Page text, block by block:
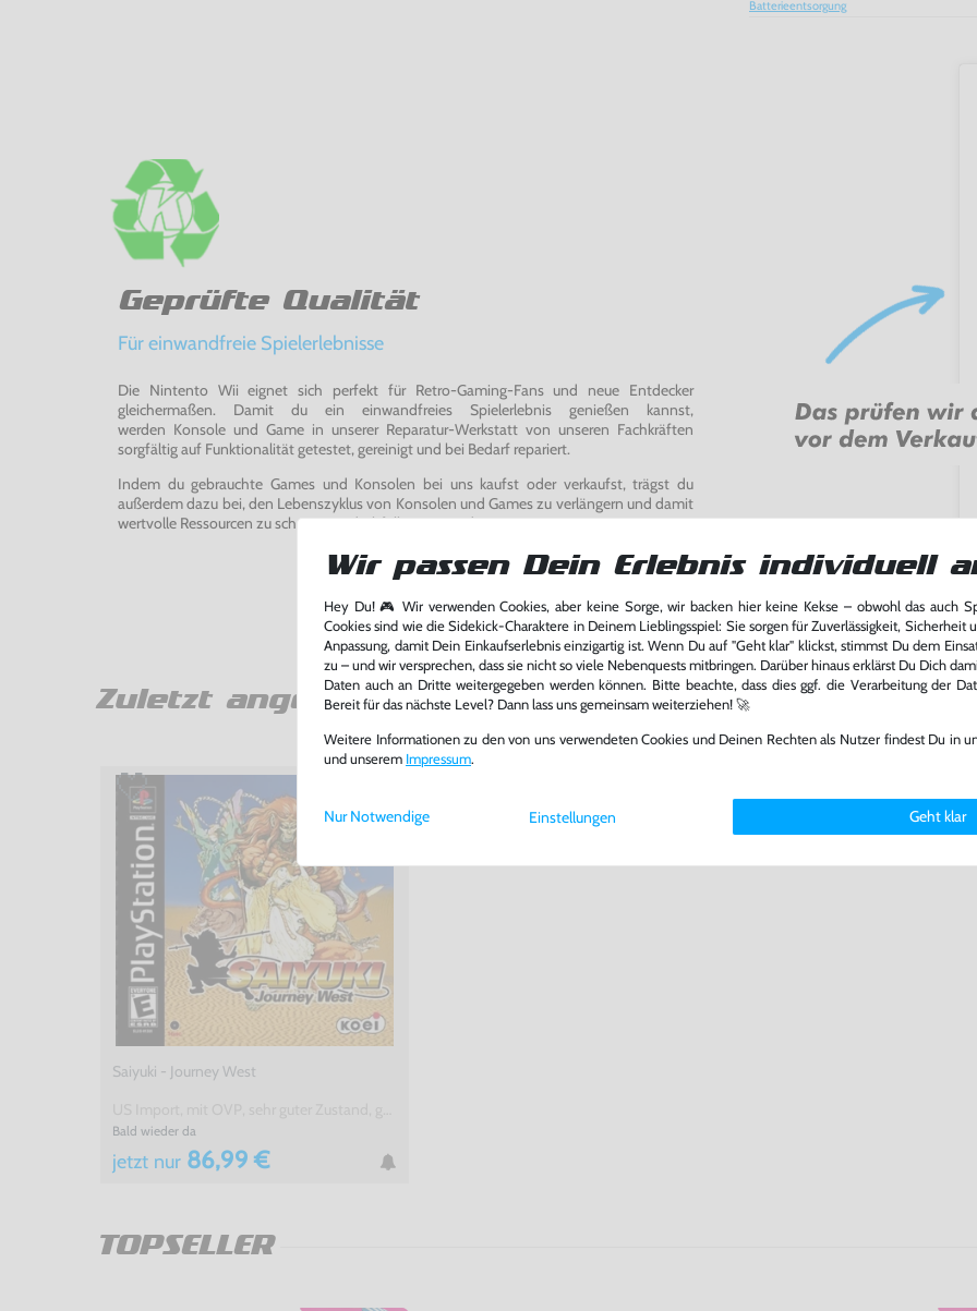
Batterieentsorgung
Geprüfte Qualität
Für einwandfreie Spielerlebnisse
Die Nintento Wii eignet sich perfekt für Retro-Gaming-Fans und neue Entdecker
gleichermaßen. Damit du ein einwandfreies Spielerlebnis genießen kannst,
werden Konsole und Game in unserer Reparatur-Werkstatt von unseren Fachkräften
sorgfältig auf Funktionalität getestet, gereinigt und bei Bedarf repariert.
Indem du gebrauchte Games und Konsolen bei uns kaufst oder verkaufst, trägst du
außerdem dazu bei, den Lebenszyklus von Konsolen und Games zu verlängern und damit
wertvolle Ressourcen zu schonen und Abfall zu vermeiden.
Zuletzt angesehen
Saiyuki - Journey West
Bald wieder da
jetzt nur 86,99 €
TOPSELLER
Wir passen Dein Erlebnis individuell
Hey Du! 🎮 Wir verwenden Cookies, aber keine Sorge, wir backen hier keine Kekse – obwohl das auch
Cookies sind wie die Sidekick-Charaktere in Deinem Lieblingsspiel: Sie sorgen für Zuverlässigkeit, Sicherheit
Anpassung, damit Dein Einkaufserlebnis einzigartig ist. Wenn Du auf "Geht klar" klickst, stimmst Du dem
zu – und wir versprechen, dass sie nicht so viele Nebenquests mitbringen. Darüber hinaus erklärst Du Dich
Daten auch an Dritte weitergegeben werden können. Bitte beachte, dass dies ggf. die Verarbeitung der
Bereit für das nächste Level? Dann lass uns gemeinsam weiterziehen! 🚀
Weitere Informationen zu den von uns verwendeten Cookies und Deinen Rechten als Nutzer findest Du in
und unserem Impressum.
Einstellungen Geht klar
Nur Notwendige